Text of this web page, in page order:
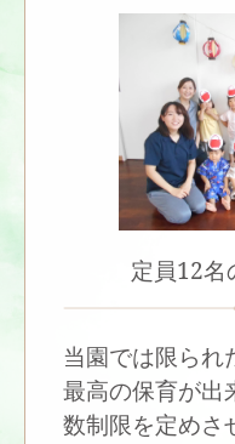
定員12名
当園では限られ
最高の保育が出
数制限を定めさ